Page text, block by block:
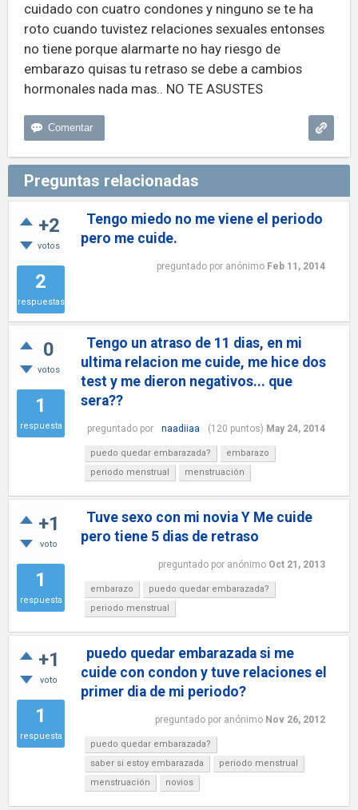
cuidado con cuatro condones y ninguno se te ha
roto cuando tuvistez relaciones sexuales entonses
no tiene porque alarmarte no hay riesgo de
embarazo quisas tu retraso se debe a cambios
hormonales nada mas.. NO TE ASUSTES
Preguntas relacionadas
+2
votos
2
respuestas
Tengo miedo no me viene el periodo
pero me cuide.
preguntado por anónimo Feb 11, 2014
0
votos
1
respuesta
Tengo un atraso de 11 dias, en mi
ultima relacion me cuide, me hice dos
test y me dieron negativos... que
sera??
preguntado por naadiiaa (120 puntos) May 24, 2014
puedo quedar embarazada?
embarazo
periodo menstrual
menstruación
+1
voto
1
respuesta
Tuve sexo con mi novia Y Me cuide
pero tiene 5 dias de retraso
preguntado por anónimo Oct 21, 2013
embarazo
puedo quedar embarazada?
periodo menstrual
+1
voto
1
respuesta
puedo quedar embarazada si me
cuide con condon y tuve relaciones el
primer dia de mi periodo?
preguntado por anónimo Nov 26, 2012
puedo quedar embarazada?
saber si estoy embarazada
periodo menstrual
menstruación
novios